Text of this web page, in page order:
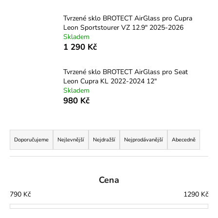
Tvrzené sklo BROTECT AirGlass pro Cupra
Leon Sportstourer VZ 12.9" 2025-2026
Skladem
1 290 Kč
Tvrzené sklo BROTECT AirGlass pro Seat
Leon Cupra KL 2022-2024 12"
Skladem
980 Kč
Ř
a
z
í
p
Doporučujeme Nejlevnější Nejdražší Nejprodávanější Abecedně
Cena
790 Kč 1290 Kč
D
r
u